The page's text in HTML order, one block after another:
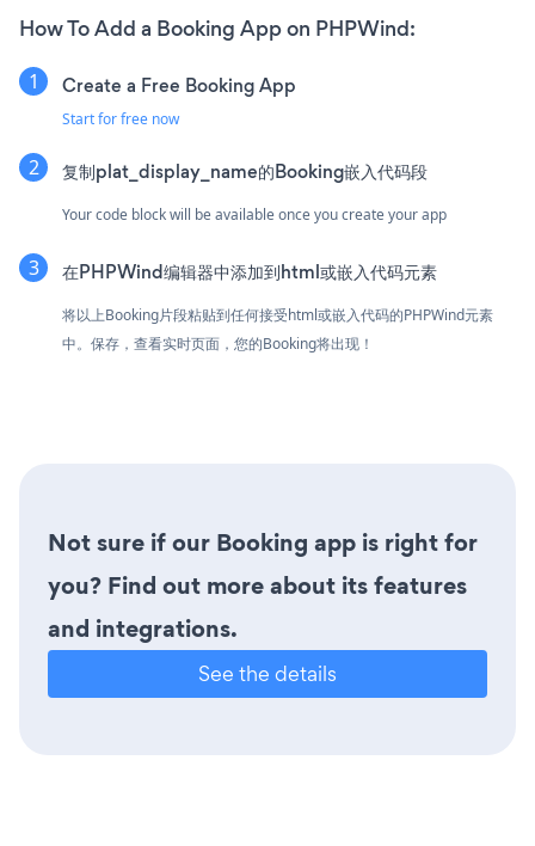
How To Add a Booking App on PHPWind:
Create a Free Booking App
Start for free now
复制plat_display_name的Booking嵌入代码段
Your code block will be available once you create your app
在PHPWind编辑器中添加到html或嵌入代码元素
将以上Booking片段粘贴到任何接受html或嵌入代码的PHPWind元素
中。保存，查看实时页面，您的Booking将出现！
Not sure if our Booking app is right for
you? Find out more about its features
and integrations.
See the details